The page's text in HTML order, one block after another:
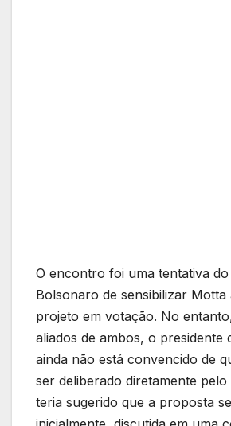
O encontro foi uma tentativa
Bolsonaro de sensibilizar
projeto em votação. No
aliados de ambos, o presidente
ainda não está convencido de
ser deliberado diretamente pelo
teria sugerido que a proposta